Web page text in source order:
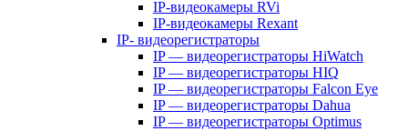
IP-видеокамеры RVi
IP-видеокамеры Rexant
IP- видеорегистраторы
IP — видеорегистраторы HiWatch
IP — видеорегистраторы HIQ
IP — видеорегистраторы Falcon Eye
IP — видеорегистраторы Dahua
IP — видеорегистраторы Optimus